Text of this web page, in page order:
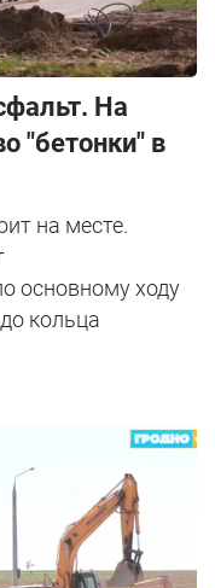
На
"бетонки" в
на месте.
основному ходу
кольца